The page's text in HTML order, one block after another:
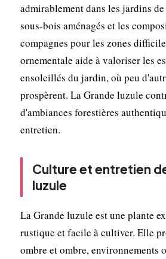
admirablement dans les jardins
sous-bois aménagés et les
compagnes pour les zones
ornementale aide à valoriser les
ensoleillés du jardin, où peu
prospèrent. La Grande luzule
d'ambiances forestières
entretien.
Culture et entretien
luzule
La Grande luzule est une plante
rustique et facile à cultiver. Elle
ombre et ombre, environnements